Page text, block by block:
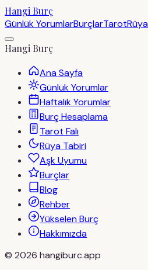
Hangi Burç
Günlük YorumlarBurçlarTarot
Hangi Burç
Ana Sayfa
Günlük Yorumlar
Haftalık Yorumlar
Burç Hesaplama
Tarot Falı
Rüya Tabiri
Aşk Uyumu
Burçlar
Blog
Rehber
Yükselen Burç
Hakkımızda
© 2026 hangiburc.app